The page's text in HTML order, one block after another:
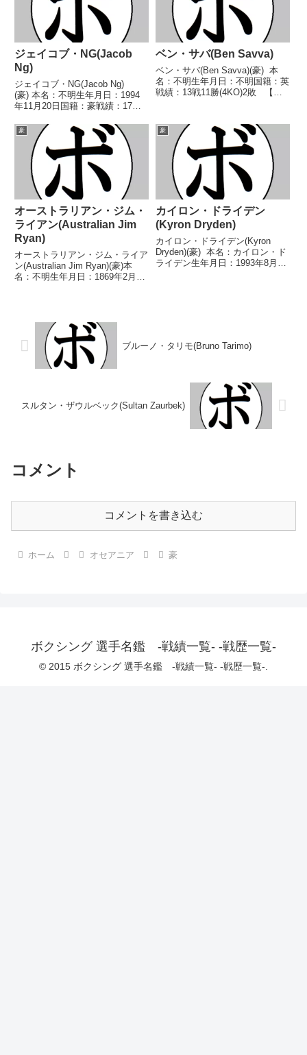
ジェイコブ・NG(Jacob
Ng)
ジェイコブ・NG(Jacob Ng)
(豪) 本名：不明生年月日：1994
年11月20日国籍：豪戦績：17戦
ル】豪州-クイーンズランド州ラ
イト級王座豪州ライト級王座IBF
ライト級ユース王座IBFインター
ナシ...
ベン・サバ(Ben Savva)
ベン・サバ(Ben Savva)(豪) 本
名：不明生年月日：不明国籍：英
戦績：13戦11勝(4KO)2敗 【獲
OPBF東洋太平洋ウェルター級シ
ルバー王座ABCO(WBCアジア)...
豪
オーストラリアン・ジム・
ライアン(Australian Jim
Ryan)
オーストラリアン・ジム・ライア
ン(Australian Jim Ryan)(豪)本
名：不明生年月日：1869年2月13
1889/08/26 ○...
豪
カイロン・ドライデン
(Kyron Dryden)
カイロン・ドライデン(Kyron
Dryden)(豪) 本名：カイロン・ド
ライデン生年月日：1993年8月17
ブルーノ・タリモ(Bruno Tarimo)
スルタン・ザウルベック(Sultan Zaurbek)
コメント
コメントを書き込む
ホーム オセアニア 豪
ボクシング 選手名鑑 -戦績一覧- -戦歴一覧-
© 2015 ボクシング 選手名鑑 -戦績一覧- -戦歴一覧-.